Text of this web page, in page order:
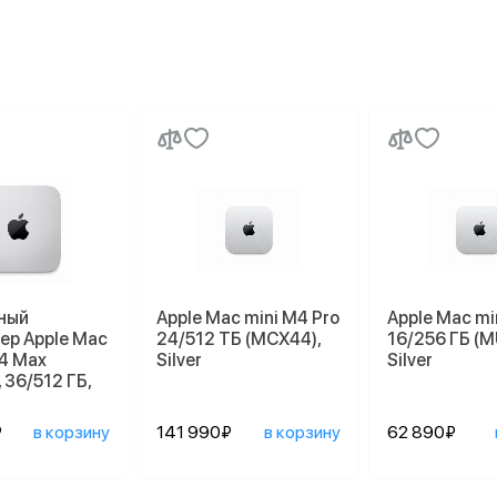
Apple Mac
Max
36/512 ГБ,
в корзину
Apple Mac mini M4 Pro
24/512 ТБ (MCX44),
Silver
141 990₽ в корзину
Apple Mac
16/256 ГБ
Silver
62 890₽